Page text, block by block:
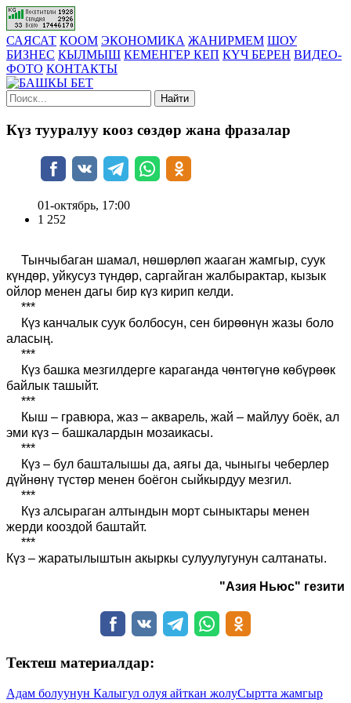
САЯСАТ КООМ ЭКОНОМИКА ЖАНИРМЕМ ШОУ
БИЗНЕС КЫЛМЫШ КЕМЕНГЕР КЕП КҮЧ БЕРЕН ВИДЕО-
ФОТО КОНТАКТЫ
Найти
Күз тууралуу кооз сөздөр жана фразалар
01-октябрь, 17:00
1 252
Тынчыбаган шамал, нөшөрлөп жааган жамгыр, суук
күндөр, уйкусуз түндөр, саргайган жалбырактар, кызык
ойлор менен дагы бир күз кирип келди.
***
Күз канчалык суук болбосун, сен бирөөнүн жазы боло
аласың.
***
Күз башка мезгилдерге караганда чөнтөгүнө көбүрөөк
байлык ташыйт.
***
Кыш – гравюра, жаз – акварель, жай – майлуу боёк, ал
эми күз – башкалардын мозаикасы.
***
Күз – бул башталышы да, аягы да, чыныгы чеберлер
дүйнөнү түстөр менен боёгон сыйкырдуу мезгил.
***
Күз алсыраган алтындын морт сыныктары менен
жерди кооздой баштайт.
***
Күз – жаратылыштын акыркы сулуулугунун салтанаты.
"Азия Ньюс" гезити
Тектеш материалдар:
Адам болуунун Калыгул олуя айткан жолуСыртта жамгыр